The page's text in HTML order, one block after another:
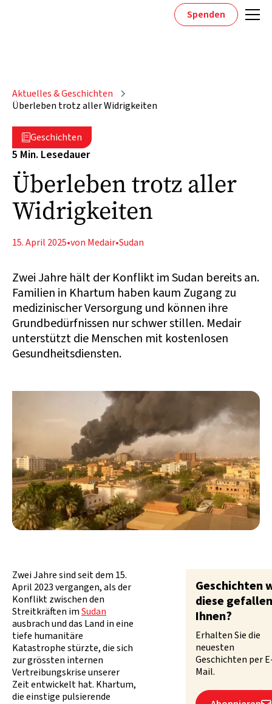
Spenden
Aktuelles & Geschichten
Überleben trotz aller Widrigkeiten
Geschichten
5 Min. Lesedauer
Überleben trotz aller
Widrigkeiten
15. April 2025•von Medair•Sudan
Zwei Jahre hält der Konflikt im Sudan bereits an.
Familien in Khartum haben kaum Zugang zu
medizinischer Versorgung und können ihre
Grundbedürfnissen nur schwer stillen. Medair
unterstützt die Menschen mit kostenlosen
Gesundheitsdiensten.
Zwei Jahre sind seit dem 15.
April 2023 vergangen, als der
Konflikt zwischen den
Streitkräften imSudan
ausbrach und das Land in eine
tiefe humanitäre
Katastrophe stürzte, die sich
zur grössten internen
Vertreibungskrise unserer
Zeit entwickelt hat. Khartum,
die einstige pulsierende
Geschichten
diese gefallen
Ihnen?
Erhalten Sie die
neuesten
Geschichten per
Mail.